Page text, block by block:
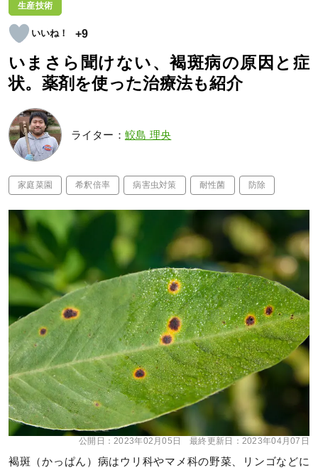
生産技術
+9
いまさら聞けない、褐斑病の原因と症
状。薬剤を使った治療法も紹介
ライター： 鮫島 理央
家庭菜園 希釈倍率 病害虫対策 耐性菌 防除
公開日：2023年02月05日 最終更新日： 2023年04月07日
褐斑（かっぱん）病はウリ科やマメ科の野菜、リンゴなどに